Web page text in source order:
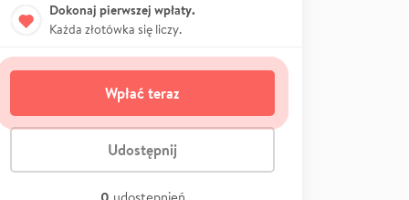
Dokonaj pierwszej wpłaty.
Każda złotówka się liczy.
Wpłać teraz
Udostępnij